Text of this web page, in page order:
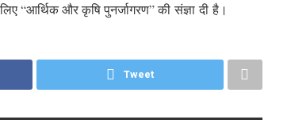
“आर्थिक और कृषि पुनर्जागरण” की संज्ञा दी है।
Tweet